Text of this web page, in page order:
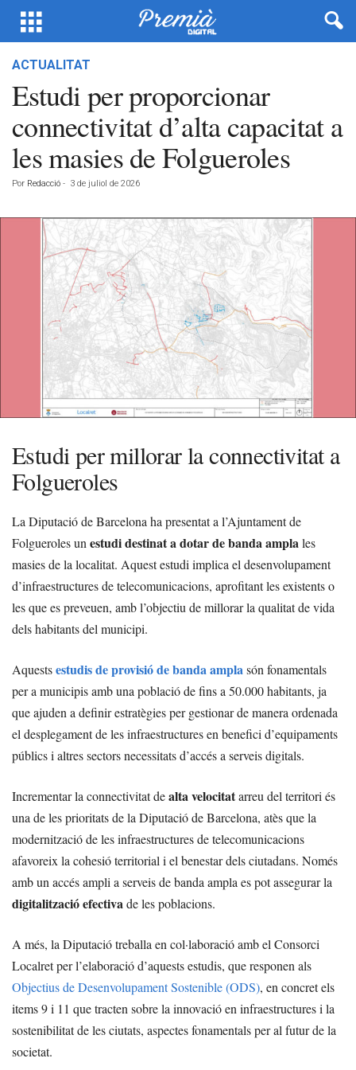
ACTUALITAT
Estudi per proporcionar
connectivitat d’alta capacitat a
les masies de Folgueroles
Por Redacció - 3 de juliol de 2026
Estudi per millorar la connectivitat a
Folgueroles
La Diputació de Barcelona ha presentat a l’Ajuntament de
Folgueroles un estudi destinat a dotar de banda amplales
masies de la localitat. Aquest estudi implica el desenvolupament
d’infraestructures de telecomunicacions, aprofitant les existents o
les que es preveuen, amb l’objectiu de millorar la qualitat de vida
dels habitants del municipi.
Aquestsestudis de provisió de banda amplasón fonamentals
per a municipis amb una població de fins a 50.000 habitants, ja
que ajuden a definir estratègies per gestionar de manera ordenada
el desplegament de les infraestructures en benefici d’equipaments
públics i altres sectors necessitats d’accés a serveis digitals.
Incrementar la connectivitat dealta velocitatarreu del territori és
una de les prioritats de la Diputació de Barcelona, atès que la
modernització de les infraestructures de telecomunicacions
afavoreix la cohesió territorial i el benestar dels ciutadans. Només
amb un accés ampli a serveis de banda ampla es pot assegurar la
digitalització efectivade les poblacions.
A més, la Diputació treballa en col·laboració amb el Consorci
Localret per l’elaboració d’aquests estudis, que responen als
Objectius de Desenvolupament Sostenible (ODS), en concret els
items 9 i 11 que tracten sobre la innovació en infraestructures i la
sostenibilitat de les ciutats, aspectes fonamentals per al futur de la
societat.